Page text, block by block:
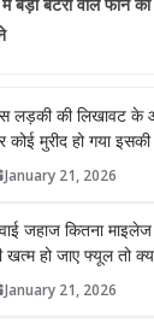
लड़की की लिखावट के
कोई मुरीद हो गया इसकी
January 21, 2026
जहाज कितना
खत्म हो जाए फ्यूल तो
January 21, 2026